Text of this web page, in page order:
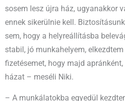
sosem lesz újra ház, ugyanakkor
ennek sikerülnie kell.
sem, hogy a helyreállításba
stabil, jó munkahelyem,
fizetésemet, hogy majd
házat – meséli Niki.
– A munkálatokba egyedül